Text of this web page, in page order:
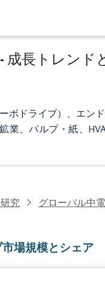
成長トレンド
ボドライブ）、エン
業、パルプ・紙、
究 グローバル中
場規模とシェア